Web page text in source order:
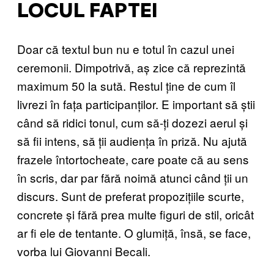
LOCUL FAPTEI
Doar că textul bun nu e totul în cazul unei
ceremonii. Dimpotrivă, aș zice că reprezintă
maximum 50 la sută. Restul ține de cum îl
livrezi în fața participanților. E important să știi
când să ridici tonul, cum să-ți dozezi aerul și
să fii intens, să ții audiența în priză. Nu ajută
frazele întortocheate, care poate că au sens
în scris, dar par fără noimă atunci când ții un
discurs. Sunt de preferat propozițiile scurte,
concrete și fără prea multe figuri de stil, oricât
ar fi ele de tentante. O glumiță, însă, se face,
vorba lui Giovanni Becali.